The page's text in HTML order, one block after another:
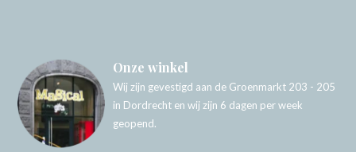
Onze winkel
Wij zijn gevestigd aan de Groenmarkt 203 - 205
in Dordrecht en wij zijn 6 dagen per week
geopend.